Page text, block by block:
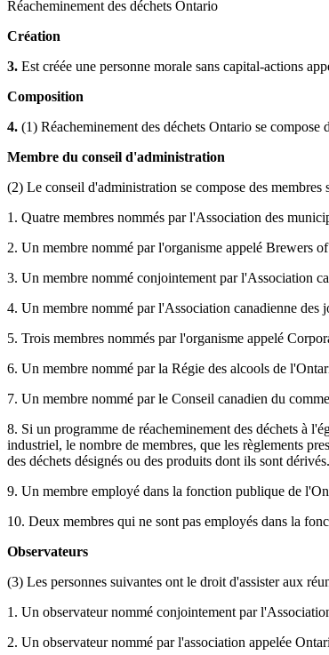
Réacheminement des déchets Ontario
Création
3. Est créée une personne morale sans capital-actions
Composition
4. (1) Réacheminement des déchets Ontario se
Membre du conseil d'administration
(2) Le conseil d'administration se compose des membres
1. Quatre membres nommés par l'Association des
2. Un membre nommé par l'organisme appelé Brewers
3. Un membre nommé conjointement par l'Association
4. Un membre nommé par l'Association canadienne des
5. Trois membres nommés par l'organisme appelé
6. Un membre nommé par la Régie des alcools de
7. Un membre nommé par le Conseil canadien du
8. Si un programme de réacheminement des déchets à
industriel, le nombre de membres, que les règlements
des déchets désignés ou des produits dont ils sont dérivés.
9. Un membre employé dans la fonction publique de
10. Deux membres qui ne sont pas employés dans la
Observateurs
(3) Les personnes suivantes ont le droit d'assister aux
1. Un observateur nommé conjointement par
2. Un observateur nommé par l'association appelée